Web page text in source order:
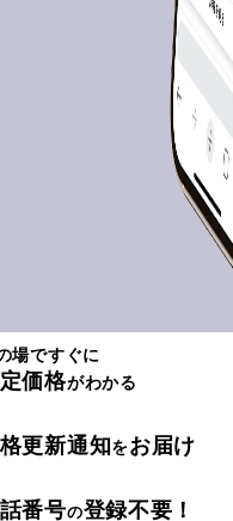
場ですぐに
価格がわかる
更新通知をお届け
番号の登録不要！